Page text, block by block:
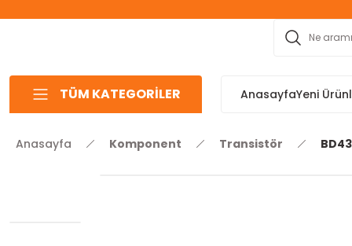
TÜM KATEGORİLER AnasayfaYeni
Anasayfa Komponent Transistör